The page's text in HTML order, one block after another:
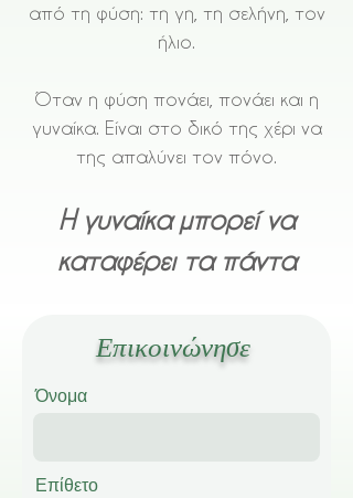
από τη φύση: τη γη, τη σελήνη, τον
ήλιο.
Όταν η φύση πονάει, πονάει και η
γυναίκα. Είναι στο δικό της χέρι να
της απαλύνει τον πόνο.
Η γυναίκα μπορεί να
καταφέρει τα πάντα
Επικοινώνησε
Όνομα
Επίθετο